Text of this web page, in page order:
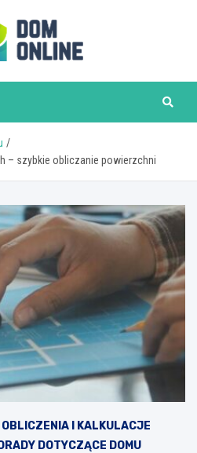
– szybkie obliczanie powierzchni
OBLICZENIA I KALKULACJE
DOTYCZĄCE DOMU